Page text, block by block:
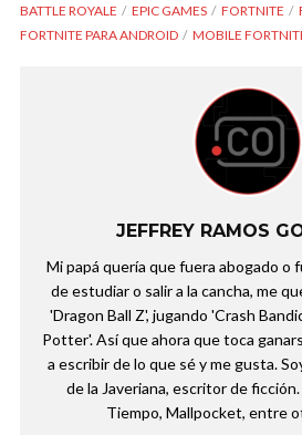
BATTLE ROYALE EPIC GAMES FORTNITE
FORTNITE PARA ANDROID
MOBILE
JEFFREY RAMOS
Mi papá quería que fuera abogado o
de estudiar o salir a la cancha, me
'Dragon Ball Z', jugando 'Crash
Potter'. Así que ahora que toca
a escribir de lo que sé y me gusta.
de la Javeriana, escritor de
Tiempo, Mallpocket, entre